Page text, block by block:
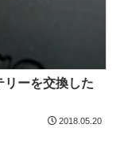
ーを交換した
2018.05.20